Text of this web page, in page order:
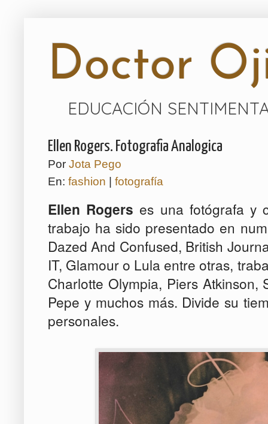
Doctor
EDUCACIÓN
Ellen Rogers. Fotografia Analogica
Por Jota Pego
En: fashion fotografía
Ellen Rogers es una fotógrafa y
trabajo ha sido presentado en
Dazed And Confused, British
IT, Glamouro Lula entre otras,
Charlotte Olympia, Piers Atkinson,
Pepe y muchos más. Divide su
personales.